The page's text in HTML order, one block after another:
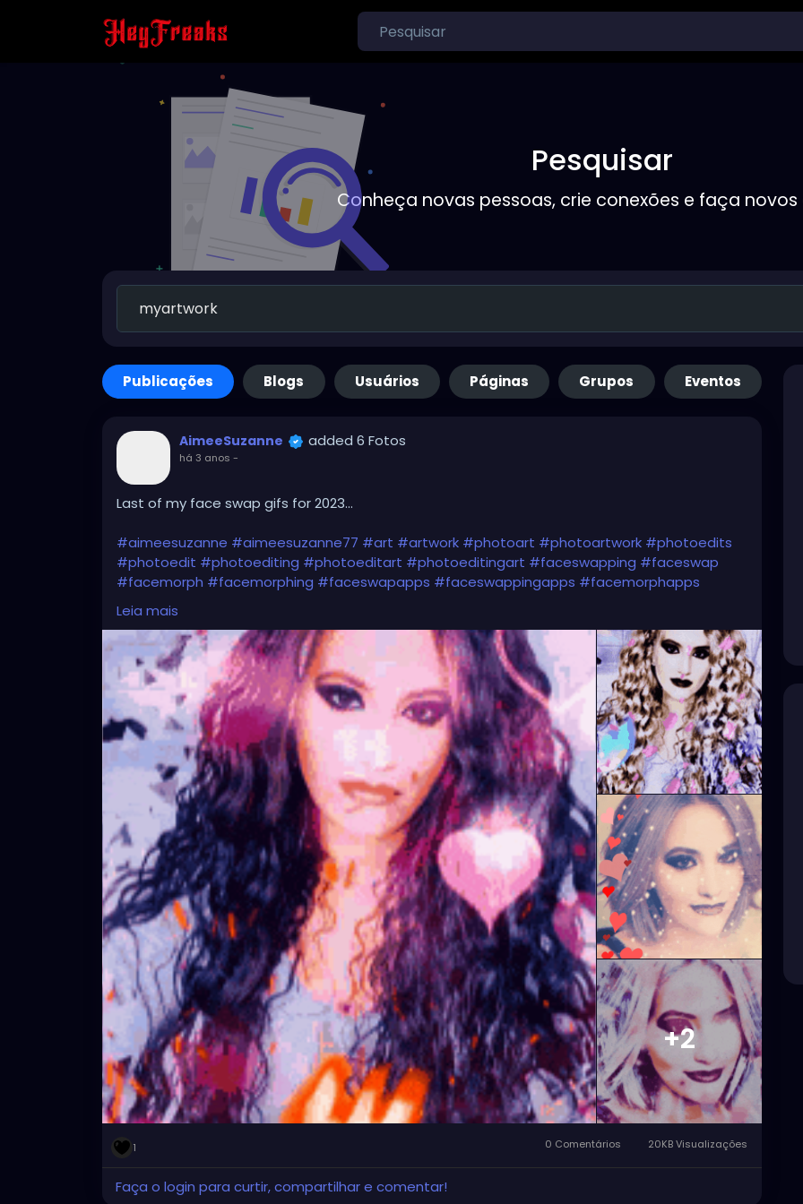
Pesquisar
Conheça novas pessoas, crie conexões e faça
Publicações Blogs Usuários Páginas Grupos Eventos
AimeeSuzanne added 6 Fotos
há 3 anos -
Last of my face swap gifs for 2023...
#aimeesuzanne #aimeesuzanne77 #art #artwork #photoart #photoartwork #photoedits
#photoedit #photoediting #photoeditart #photoeditingart #faceswapping #faceswap
#facemorph #facemorphing #faceswapapps #faceswappingapps #facemorphapps
#facemorphingapps
#facemorphingphotos
#digitalart #digitalartwork#graphicdesign #graphicdesignart #graphicart#graphicartwork
#forfun#formyamusement#myface #myartwork#myfaceswaps
#myfacemorphs
#myphotos
#artgallery #photogallery
Leia mais
+2
1 0 Comentários 20KB Visualizações
Faça o login para curtir, compartilhar e comentar!